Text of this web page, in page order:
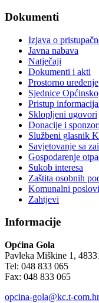
Dokumenti
Izjava o
Javna nabava
Natječaji
Dokumenti i akti
Prostorno uređenje
Sjednice
Pristup
Sklopljeni ugovori
Donacije i
Službeni glasnik
Savjetovanje sa
Gospodarenje
Sukob interesa
Zaštita osobnih
Komunalni poslovi
Zahtjevi
Informacije
Općina Gola
Pavleka Miškine 1,
Tel: 048 833 065
Fax: 048 833 065
opcina-gola@kc.t-com.hr